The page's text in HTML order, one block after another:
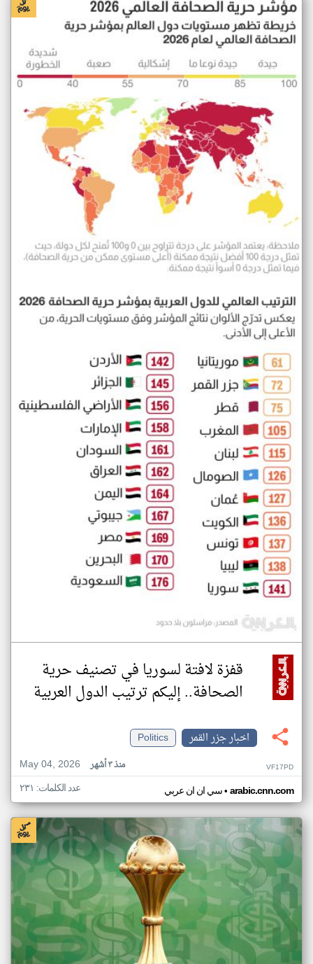
قفزة لافتة لسوريا في تصنيف حرية
الصحافة.. إليكم ترتيب الدول العربية
اخبار جزر القمر
Politics
May 04, 2026
منذ ٣ أشهر VF17PD
سي ان ان عربي• arabic.cnn.com عدد الكلمات: ٢٣١